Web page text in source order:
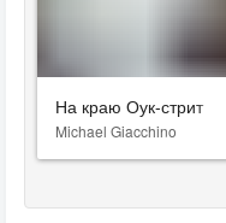
На краю Оук-стрит
Michael Giacchino